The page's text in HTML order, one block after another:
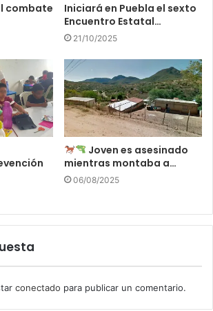
combate
Iniciará en Puebla el sexto
Encuentro Estatal…
21/10/2025
Joven es asesinado
mientras montaba a…
06/08/2025
conectado para publicar un comentario.